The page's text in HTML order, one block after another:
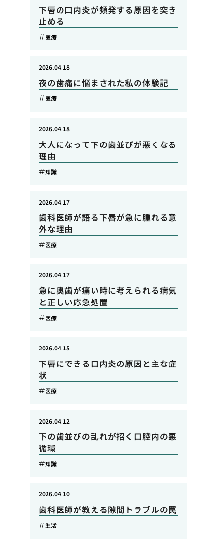
下唇の口内炎が頻発する原因を突き
止める
医療
夜の歯痛に悩まされた私の体験記
2026.04.18
医療
大人になって下の歯並びが悪くなる
理由
2026.04.18
知識
歯科医師が語る下唇が急に腫れる意
外な理由
2026.04.17
医療
急に奥歯が痛い時に考えられる病気
と正しい応急処置
2026.04.17
医療
下唇にできる口内炎の原因と主な症
状
2026.04.15
医療
下の歯並びの乱れが招く口腔内の悪
循環
2026.04.12
知識
歯科医師が教える隙間トラブルの罠
2026.04.10
生活